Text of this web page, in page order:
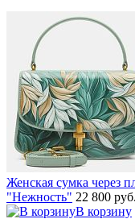
Женская сумка через
"Нежность" 22 800 руб.
В корзину